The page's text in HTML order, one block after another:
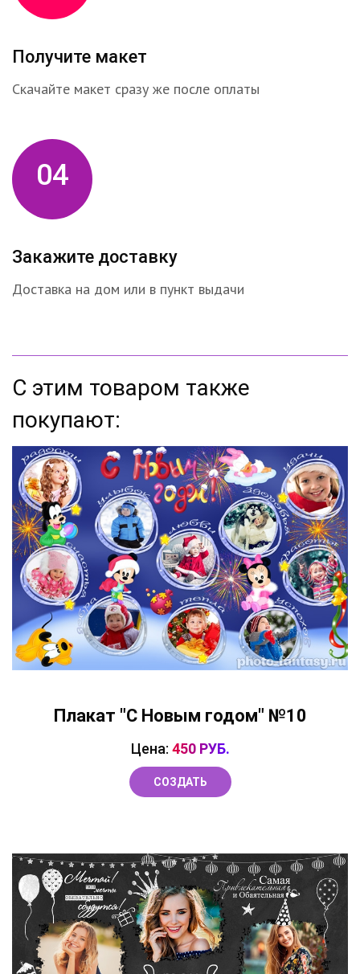
Получите макет
Скачайте макет сразу же после оплаты
04
Закажите доставку
Доставка на дом или в пункт выдачи
С этим товаром также
покупают:
Плакат "С Новым годом" №10
Цена: 450 РУБ.
СОЗДАТЬ